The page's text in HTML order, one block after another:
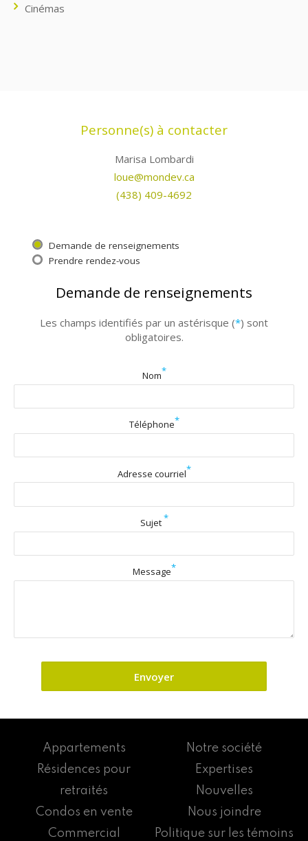
Cinémas
Personne(s) à contacter
Marisa Lombardi
loue@mondev.ca
(438) 409-4692
Demande de renseignements
Prendre rendez-vous
Demande de renseignements
Les champs identifiés par un astérisque (*) sont
obligatoires.
Nom*
Téléphone*
Adresse courriel*
Sujet*
Message*
Appartements
Résidences pour
retraités
Condos en vente
Commercial
Notre société
Expertises
Nouvelles
Nous joindre
Politique sur les témoins